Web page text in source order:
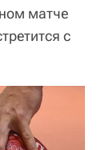
матче
с